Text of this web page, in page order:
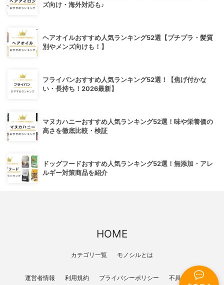
ズ向け・海外対応も♪
ヘアオイルおすすめ人気ランキング52選【プチプラ・髪質
別やメンズ向けも！】
フライパンおすすめ人気ランキング52選！【焦げ付かな
い・長持ち！2026最新】
マヌカハニーおすすめ人気ランキング52選！味や栄養価の
高さを徹底比較・検証
ドッグフードおすすめ人気ランキング52選！無添加・アレ
ルギー対策商品を紹介
HOME
カテゴリ一覧 モノシルとは
運営者情報 利用規約 プライバシーポリシー 不具合報告